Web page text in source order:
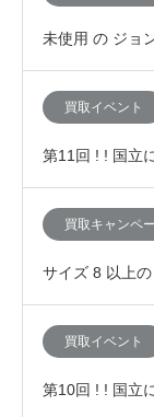
未使用 の ジョ
ン、JMウエス
買取イベント
第11回 ! ! 国立
「査定額が10%
買取キャンペ
サイズ 8 以上
デン、JMウエ
買取イベント
第10回 ! ! 国立